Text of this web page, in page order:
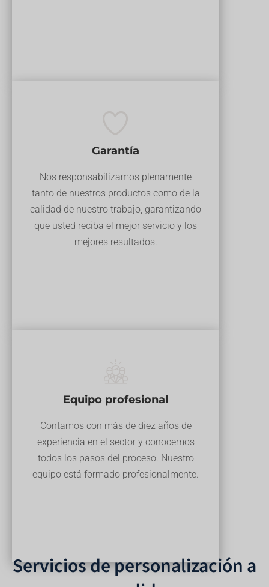
Garantía
Nos responsabilizamos plenamente
tanto de nuestros productos como de la
calidad de nuestro trabajo, garantizando
que usted reciba el mejor servicio y los
mejores resultados.
Equipo profesional
Contamos con más de diez años de
experiencia en el sector y conocemos
todos los pasos del proceso. Nuestro
equipo está formado profesionalmente.
Servicios de personalización a